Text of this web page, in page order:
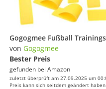
von Gogogmee
Bester Preis
gefunden bei Amazon
zuletzt überprüft am 27.09.2025 um
Preis kann sich seitdem geändert haben.